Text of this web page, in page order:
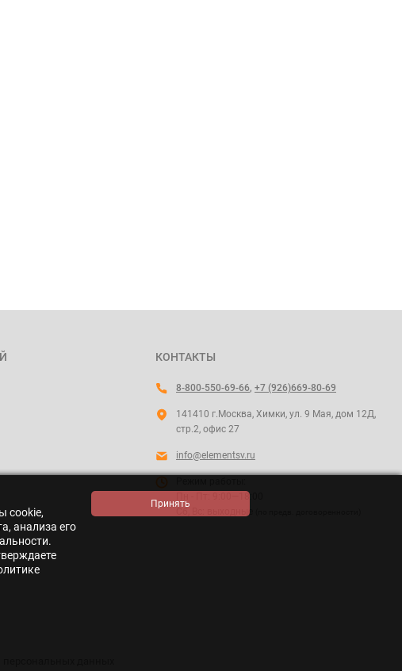
сайт
КОНТАКТЫ
8-800-550-69-66, +7 (926)669-80-69
141410 г.Москва, Химки, ул. 9 Мая, дом 12Д,
стр.2, офис 27
info@elementsv.ru
Пн - Пт: 9:00—18:00
Сб, Вс: выходные
cookie,
анализа его